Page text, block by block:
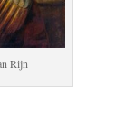
Rijn